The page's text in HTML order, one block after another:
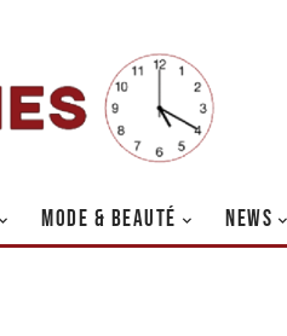
MODE & BEAUTÉ NEWS